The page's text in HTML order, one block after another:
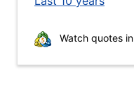
Watch quotes in